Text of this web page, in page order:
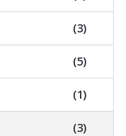
(3)
(5)
(1)
(3)